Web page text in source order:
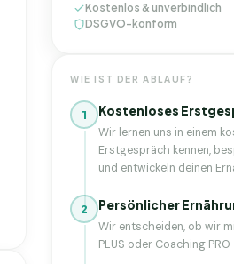
Kostenlos & unverbindlich
DSGVO-konform
WIE IST DER ABLAUF?
1 Kostenloses
Wir lernen uns in einem
Erstgespräch kennen,
und entwickeln deinen
2 Persönlicher
Wir entscheiden, ob wir
PLUS oder Coaching